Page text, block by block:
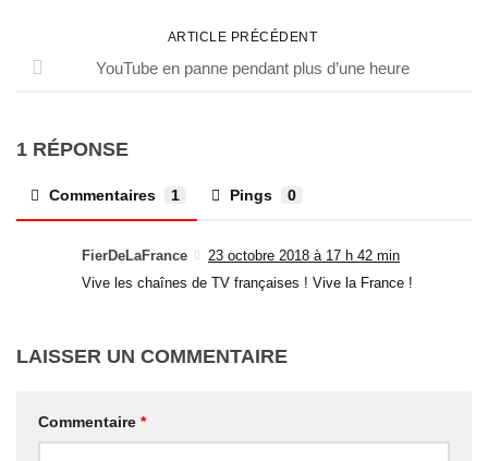
ARTICLE PRÉCÉDENT
YouTube en panne pendant plus d’une heure
1 RÉPONSE
Commentaires 1 Pings 0
FierDeLaFrance
23 octobre 2018 à 17 h 42 min
Vive les chaînes de TV françaises ! Vive la France !
LAISSER UN COMMENTAIRE
Commentaire *